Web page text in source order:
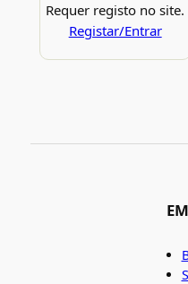
Requer registo no site.
Registar/Entrar